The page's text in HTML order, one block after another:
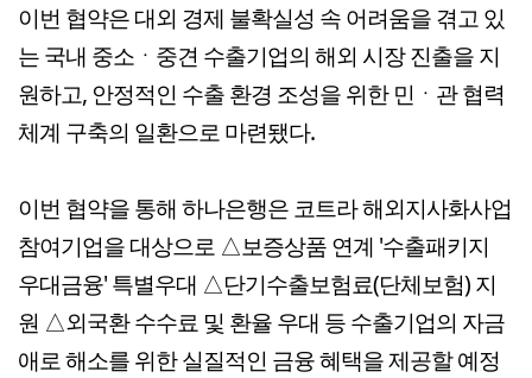
이번 협약은 대외 경제 불확실성 속 어려움을 겪고 있
는 국내 중소ㆍ중견 수출기업의 해외 시장 진출을 지
원하고, 안정적인 수출 환경 조성을 위한 민ㆍ관 협력
체계 구축의 일환으로 마련됐다.
이번 협약을 통해 하나은행은 코트라 해외지사화사업
참여기업을 대상으로 △보증상품 연계 '수출패키지
우대금융' 특별우대 △단기수출보험료(단체보험) 지
원 △외국환 수수료 및 환율 우대 등 수출기업의 자금
애로 해소를 위한 실질적인 금융 혜택을 제공할 예정